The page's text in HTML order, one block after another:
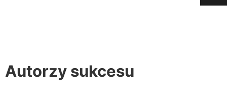
Autorzy sukcesu